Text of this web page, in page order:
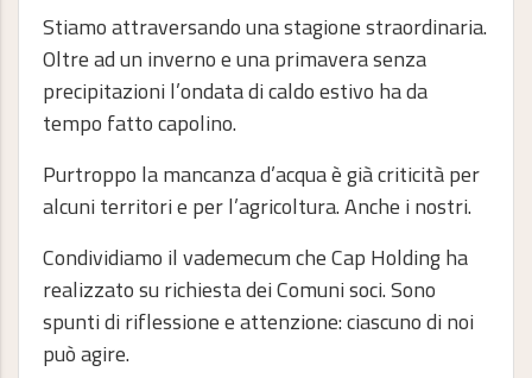
Stiamo attraversando una stagione straordinaria.
Oltre ad un inverno e una primavera senza
precipitazioni l’ondata di caldo estivo ha da
tempo fatto capolino.
Purtroppo la mancanza d’acqua è già criticità per
alcuni territori e per l’agricoltura. Anche i nostri.
Condividiamo il vademecum che Cap Holding ha
realizzato su richiesta dei Comuni soci. Sono
spunti di riflessione e attenzione: ciascuno di noi
può agire.